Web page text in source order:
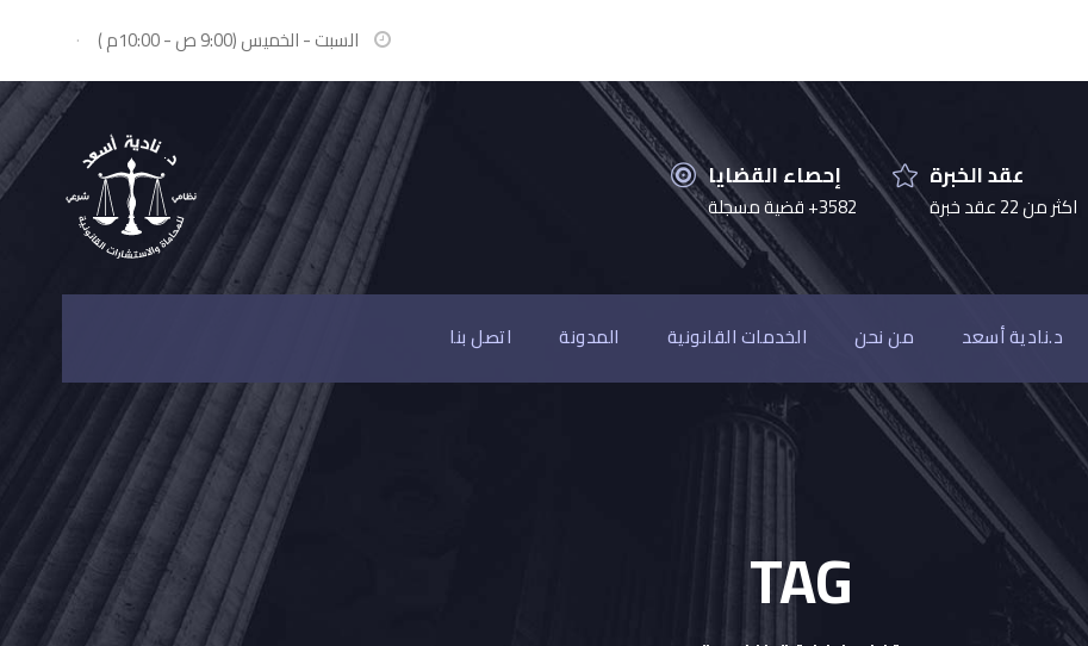
السبت - الخميس (9:00 ص - 10:00م ) ·
إحصاء القضايا
3582+ قضية مسجلة
عقد الخبرة
اكثر من 22 عقد خبرة
د.نادية أسعد من نحن الخدمات القانونية المدونة اتصل بنا
TAG